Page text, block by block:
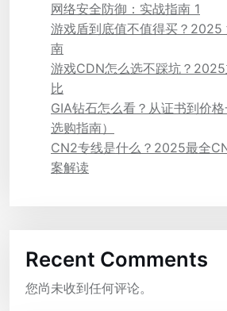
网络安全防御：实战指南 1
游戏盾到底值不值得买？2025
南
游戏CDN怎么选不踩坑？
比
GIA钻石怎么看？从证书到价
选购指南）
CN2专线是什么？2025最全
案解读
Recent Comments
您尚未收到任何评论。